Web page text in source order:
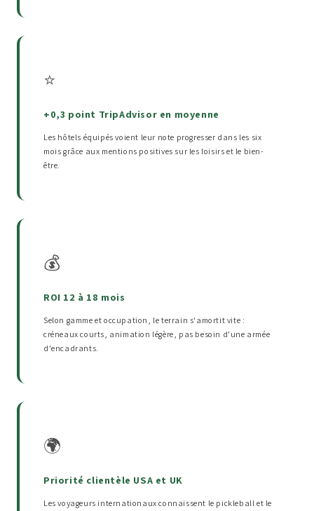
⭐
+0,3 point TripAdvisor en moyenne
Les hôtels équipés voient leur note progresser dans les six
mois grâce aux mentions positives sur les loisirs et le bien-
être.
💰
ROI 12 à 18 mois
Selon gamme et occupation, le terrain s'amortit vite :
créneaux courts, animation légère, pas besoin d'une armée
d'encadrants.
🌍
Priorité clientèle USA et UK
Les voyageurs internationaux connaissent le pickleball et le